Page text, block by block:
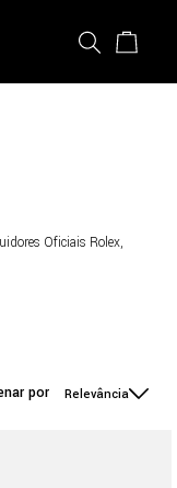
Oficiais Rolex,
Relevância